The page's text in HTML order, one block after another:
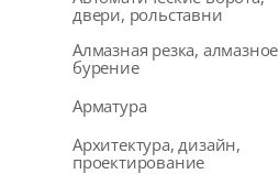
двери, рольставни
Алмазная резка, алмазное
бурение
Арматура
Архитектура, дизайн,
проектирование